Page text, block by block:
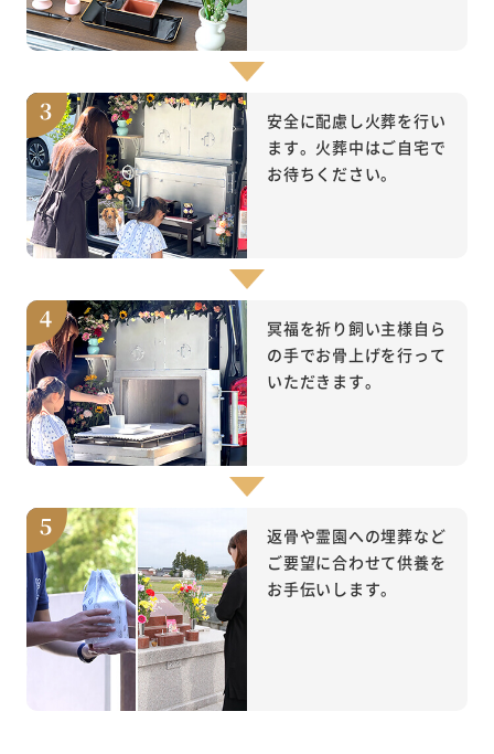
安全に配慮し火葬を行い
ます。火葬中はご自宅で
お待ちください。
冥福を祈り飼い主様自ら
の手でお骨上げを行って
いただきます。
返骨や霊園への埋葬など
ご要望に合わせて供養を
お手伝いします。